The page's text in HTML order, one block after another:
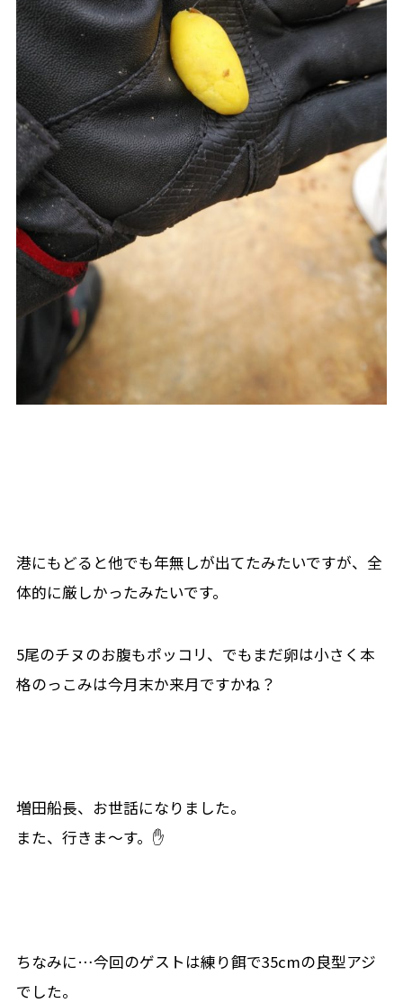
港にもどると他でも年無しが出てたみたいですが、全
体的に厳しかったみたいです。
5尾のチヌのお腹もポッコリ、でもまだ卵は小さく本
格のっこみは今月末か来月ですかね？
増田船長、お世話になりました。
また、行きま～す。✋
ちなみに…今回のゲストは練り餌で35cmの良型アジ
でした。